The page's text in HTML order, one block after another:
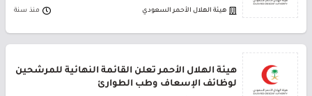
هيئة الهلال الأحمر السعودي منذ سنة
هيئة الهلال الأحمر تعلن القائمة النهائية للمرشحين
لوظائف الإسعاف وطب الطوارئ